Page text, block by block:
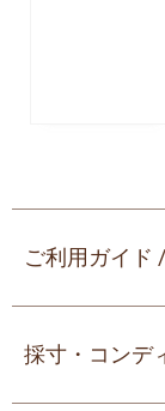
ご利用ガイド
採寸・コンデ